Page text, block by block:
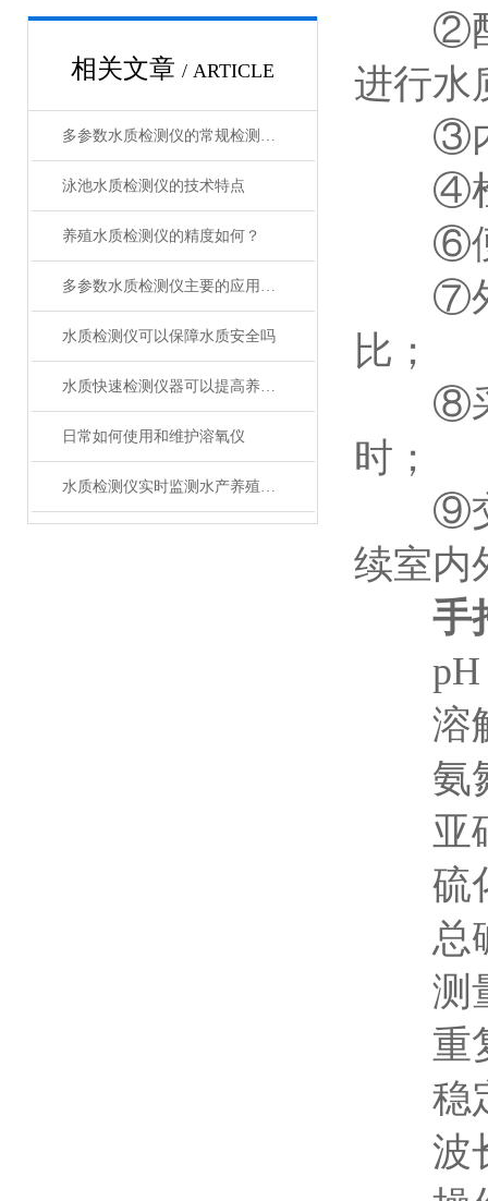
相关文章 / ARTICLE
多参数水质检测仪的常规检测项目有哪些？
泳池水质检测仪的技术特点
养殖水质检测仪的精度如何？
多参数水质检测仪主要的应用场景
水质检测仪可以保障水质安全吗
水质快速检测仪器可以提高养殖效率吗
日常如何使用和维护溶氧仪
水质检测仪实时监测水产养殖水质
②配
进行水
③内
④检
⑥便
⑦外
比；
⑧采
时；
⑨交
续室内
手
pH
溶解
氨氮
亚硝
硫化
总碱
测量
重复
稳定
波长